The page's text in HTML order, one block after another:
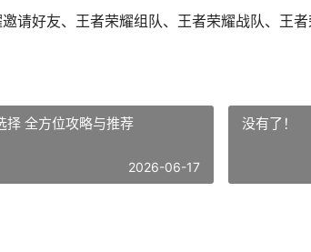
请好友、王者荣耀组队、王者荣耀战队、王
择 全方位攻略与推荐
2026-06-17
没有了！